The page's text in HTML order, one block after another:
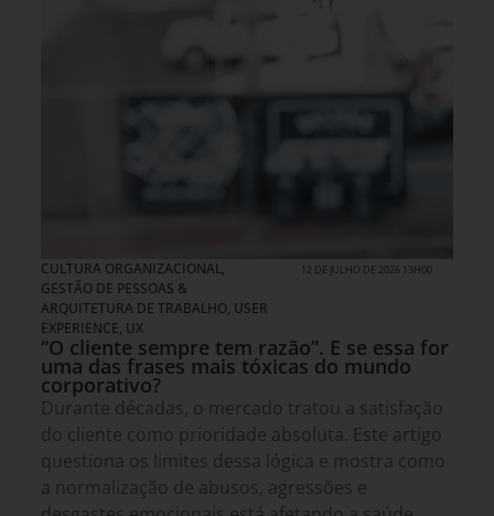
CULTURA ORGANIZACIONAL,
GESTÃO DE PESSOAS &
ARQUITETURA DE TRABALHO, USER
EXPERIENCE, UX
12 DE JULHO DE 2026 13H00
“O cliente sempre tem razão”. E se essa for
uma das frases mais tóxicas do mundo
corporativo?
Durante décadas, o mercado tratou a satisfação
do cliente como prioridade absoluta. Este artigo
questiona os limites dessa lógica e mostra como
a normalização de abusos, agressões e